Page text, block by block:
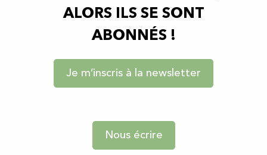
ALORS ILS SE SONT
ABONNÉS !
Je m’inscris à la newsletter
Nous écrire